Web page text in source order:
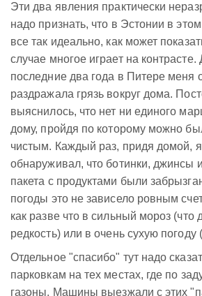
Эти два явления практически
надо признать, что в Эстонии в
все так идеально, как может
случае многое играет на контрасте.
последние два года в Питере меня
раздражала грязь вокруг дома.
выяснилось, что нет ни единого
дому, пройдя по которому можно
чистым. Каждый раз, придя домой,
обнаруживал, что ботинки, джинсы
пакета с продуктами были
погоды это не зависело ровным
как разве что в сильный мороз (что
редкость) или в очень сухую погоду
Отдельное "спасибо" тут надо
парковкам на тех местах, где по
газоны. Машины выезжали с этих